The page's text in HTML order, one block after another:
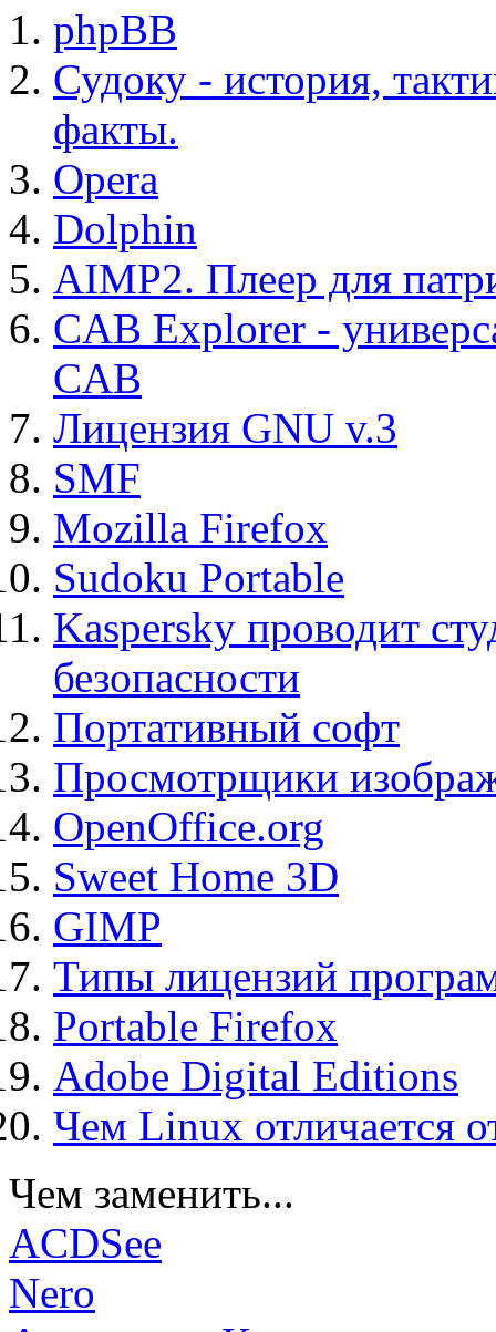
phpBB
Судоку - история,
факты.
Opera
Dolphin
AIMP2. Плеер для
CAB Explorer -
CAB
Лицензия GNU v.3
SMF
Mozilla Firefox
Sudoku Portable
Kaspersky проводит
безопасности
Портативный софт
Просмотрщики
OpenOffice.org
Sweet Home 3D
GIMP
Типы лицензий
Portable Firefox
Adobe Digital Editions
Чем Linux отличается
Чем заменить...
ACDSee
Nero